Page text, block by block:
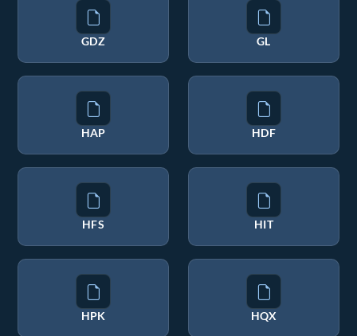
GDZ GL
HAP HDF
HFS HIT
HPK HQX